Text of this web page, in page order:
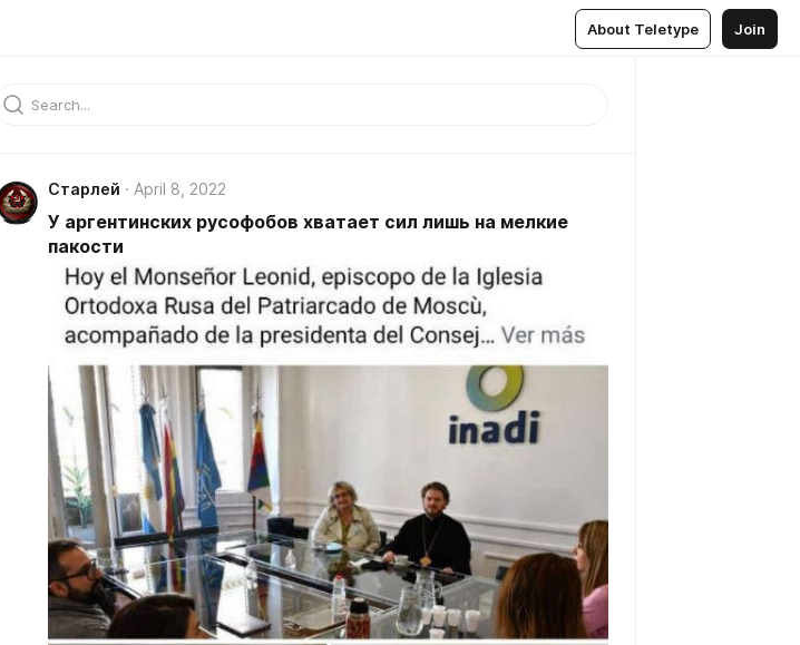
About Teletype Join
Старлей April 8, 2022
У аргентинских русофобов хватает сил лишь на мелкие
пакости